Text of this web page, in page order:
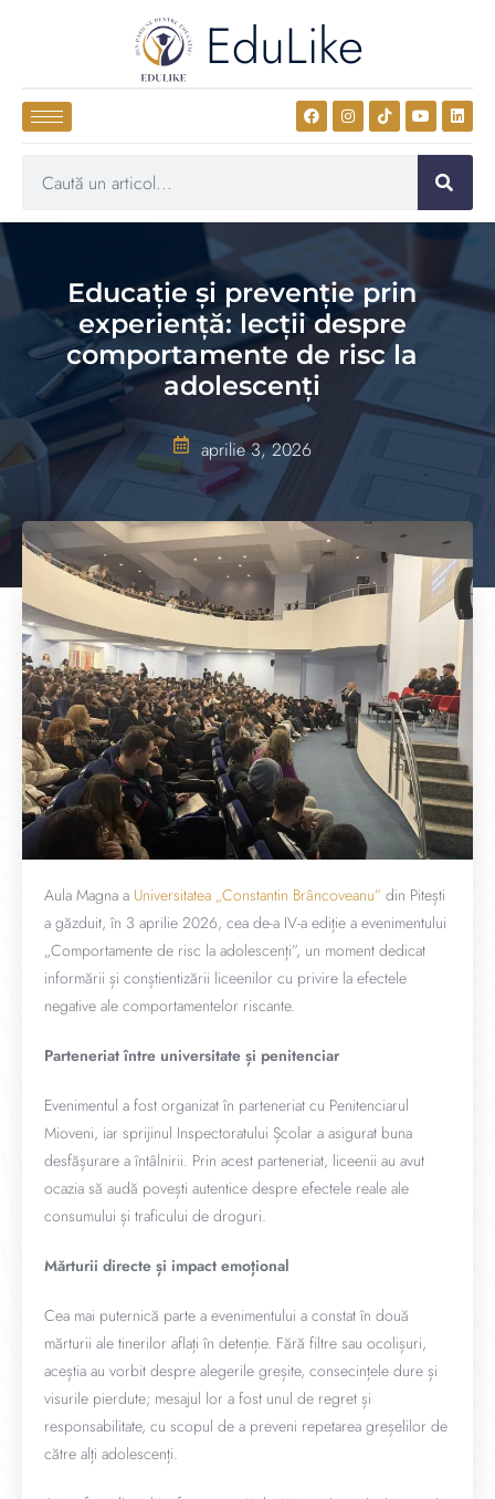
EduLike
Educație și prevenție prin
experiență: lecții despre
comportamente de risc la
adolescenți
aprilie 3, 2026
Aula Magna a Universitatea „Constantin Brâncoveanu” din Pitești
a găzduit, în 3 aprilie 2026, cea de-a IV-a ediție a evenimentului
„Comportamente de risc la adolescenți”, un moment dedicat
informării și conștientizării liceenilor cu privire la efectele
negative ale comportamentelor riscante.
Parteneriat între universitate și penitenciar
Evenimentul a fost organizat în parteneriat cu Penitenciarul
Mioveni, iar sprijinul Inspectoratului Școlar a asigurat buna
desfășurare a întâlnirii. Prin acest parteneriat, liceenii au avut
ocazia să audă povești autentice despre efectele reale ale
consumului și traficului de droguri.
Mărturii directe și impact emoțional
Cea mai puternică parte a evenimentului a constat în două
mărturii ale tinerilor aflați în detenție. Fără filtre sau ocolișuri,
aceștia au vorbit despre alegerile greșite, consecințele dure și
visurile pierdute; mesajul lor a fost unul de regret și
responsabilitate, cu scopul de a preveni repetarea greșelilor de
către alți adolescenți.